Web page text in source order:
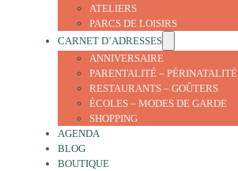
ATELIERS
PARCS DE LOISIRS
CARNET D’ADRESSES
ANNIVERSAIRE
PARENTALITÉ – PÉRINATALITÉ
RESTAURANTS – GOÛTERS
ÉCOLES – MODES DE GARDE
SHOPPING
AGENDA
BLOG
BOUTIQUE